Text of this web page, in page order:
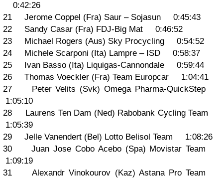
0:42:26
21 Jerome Coppel (Fra) Saur – Sojasun 0:45:43
22 Sandy Casar (Fra) FDJ-Big Mat 0:46:52
23 Michael Rogers (Aus) Sky Procycling 0:54:52
24 Michele Scarponi (Ita) Lampre – ISD 0:58:37
25 Ivan Basso (Ita) Liquigas-Cannondale 0:59:44
26 Thomas Voeckler (Fra) Team Europcar 1:04:41
27 Peter Velits (Svk) Omega Pharma-QuickStep
1:05:10
28 Laurens Ten Dam (Ned) Rabobank Cycling Team
1:05:39
29 Jelle Vanendert (Bel) Lotto Belisol Team 1:08:26
30 Juan Jose Cobo Acebo (Spa) Movistar Team
1:09:19
31 Alexandr Vinokourov (Kaz) Astana Pro Team